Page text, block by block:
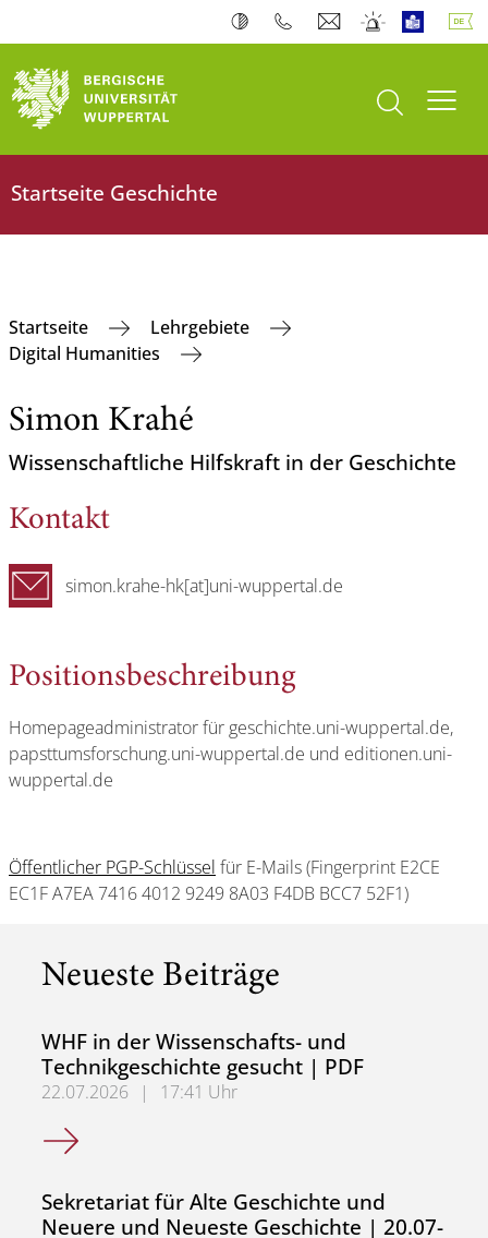
Suche öffnen
Startseite Geschichte
Startseite
Lehrgebiete
Digital Humanities
Simon Krahé
Wissenschaftliche Hilfskraft in der Geschichte
Kontakt
simon.krahe-hk[at]uni-wuppertal.de
Positionsbeschreibung
Homepageadministrator für geschichte.uni-wuppertal.de,
papsttumsforschung.uni-wuppertal.de und editionen.uni-
wuppertal.de
Öffentlicher PGP-Schlüssel für E-Mails (Fingerprint E2CE
EC1F A7EA 7416 4012 9249 8A03 F4DB BCC7 52F1)
Neueste Beiträge
WHF in der Wissenschafts- und
Technikgeschichte gesucht | PDF
22.07.2026 |
17:41 Uhr
WHF in der Wissenschafts- und Technikgeschichte
Sekretariat für Alte Geschichte und
Neuere und Neueste Geschichte | 20.07-